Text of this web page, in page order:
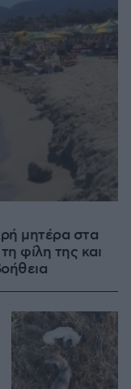
μητέρα στα
φίλη της και